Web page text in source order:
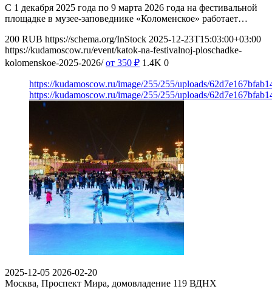
С 1 декабря 2025 года по 9 марта 2026 года на фестивальной
площадке в музее-заповеднике «Коломенское» работает…
200 RUB https://schema.org/InStock 2025-12-23T15:03:00+03:00
https://kudamoscow.ru/event/katok-na-festivalnoj-ploschadke-
kolomenskoe-2025-2026/ от 350 ₽ 1.4K 0
https://kudamoscow.ru/image/255/255/uploads/
https://kudamoscow.ru/image/255/255/uploads/
2025-12-05 2026-02-20
Москва, Проспект Мира, домовладение 119 ВДНХ